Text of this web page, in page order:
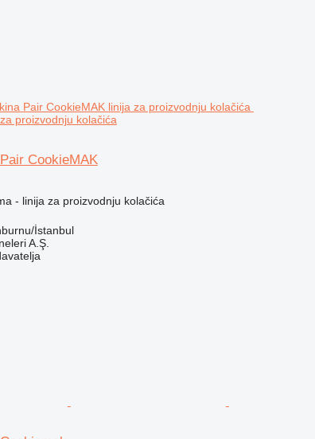
proizvodnju kolačića
CookieMAK
- linija za proizvodnju kolačića
İstanbul
A.Ş.